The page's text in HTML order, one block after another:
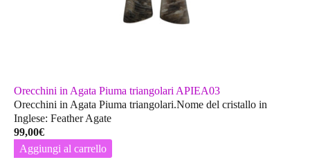
Orecchini in Agata Piuma triangolari APIEA03
Orecchini in Agata Piuma triangolari.Nome del cristallo in
Inglese: Feather Agate
99,00€
Aggiungi al carrello